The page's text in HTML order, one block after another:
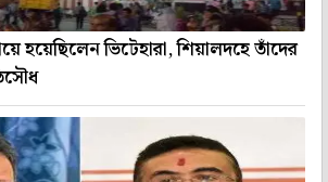
হয়েছিলেন ভিটেহারা, শিয়ালদহে তাঁদের